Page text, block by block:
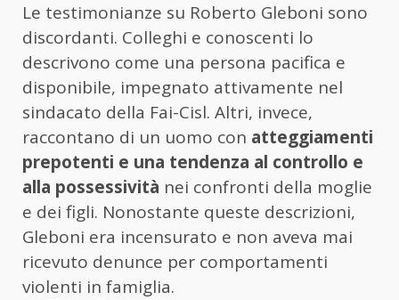
Le testimonianze su Roberto Gleboni sono
discordanti. Colleghi e conoscenti lo
descrivono come una persona pacifica e
disponibile, impegnato attivamente nel
sindacato della Fai-Cisl. Altri, invece,
raccontano di un uomo con atteggiamenti
prepotenti e una tendenza al controllo e
alla possessività nei confronti della moglie
e dei figli. Nonostante queste descrizioni,
Gleboni era incensurato e non aveva mai
ricevuto denunce per comportamenti
violenti in famiglia.